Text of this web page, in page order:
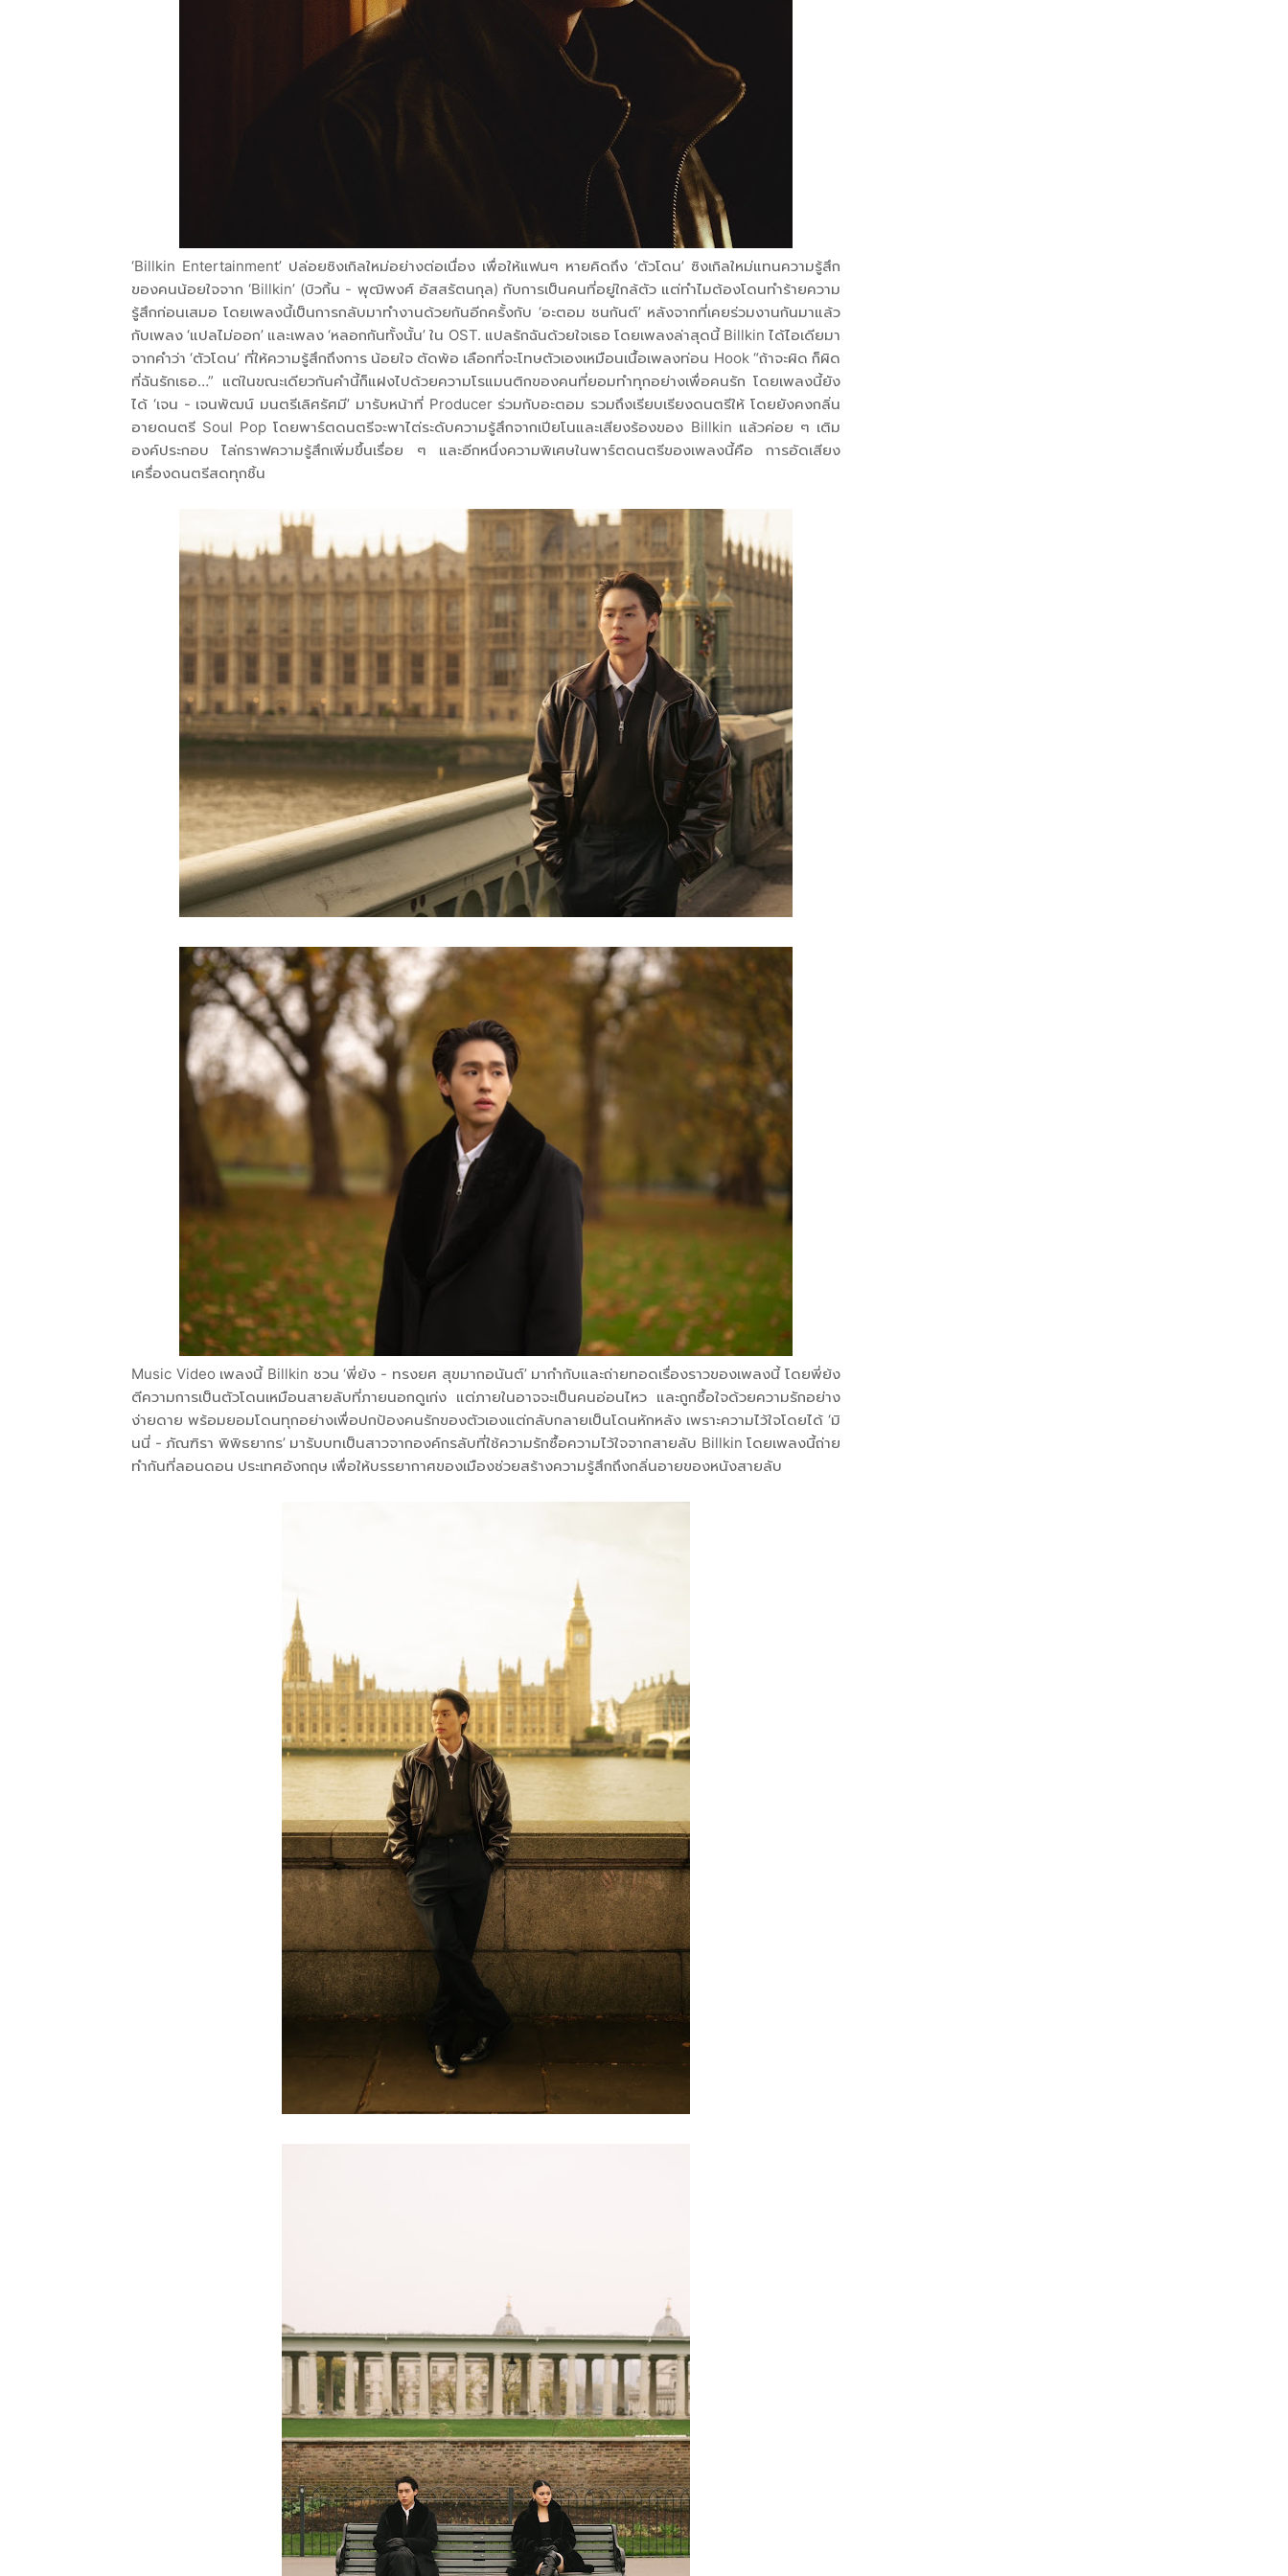
‘Billkin Entertainment’ ปล่อยซิงเกิลใหม่อย่างต่อเนื่อง เพื่อให้แฟนๆ หายคิดถึง ‘ตัวโดน’ ซิงเกิลใหม่แทนความรู้สึก
ของคนน้อยใจจาก ‘Billkin’ (บิวกิ้น - พุฒิพงศ์ อัสสรัตนกุล) กับการเป็นคนที่อยู่ใกล้ตัว แต่ทำไมต้องโดนทำร้ายความ
รู้สึกก่อนเสมอ โดยเพลงนี้เป็นการกลับมาทำงานด้วยกันอีกครั้งกับ ‘อะตอม ชนกันต์’ หลังจากที่เคยร่วมงานกันมาแล้ว
กับเพลง ‘แปลไม่ออก’ และเพลง ‘หลอกกันทั้งนั้น’ ใน OST. แปลรักฉันด้วยใจเธอ โดยเพลงล่าสุดนี้ Billkin ได้ไอเดียมา
จากคำว่า ‘ตัวโดน’ ที่ให้ความรู้สึกถึงการ น้อยใจ ตัดพ้อ เลือกที่จะโทษตัวเองเหมือนเนื้อเพลงท่อน Hook “ถ้าจะผิด ก็ผิด
ที่ฉันรักเธอ…” แต่ในขณะเดียวกันคำนี้ก็แฝงไปด้วยความโรแมนติกของคนที่ยอมทำทุกอย่างเพื่อคนรัก โดยเพลงนี้ยัง
ได้ ‘เจน - เจนพัฒน์ มนตรีเลิศรัศมี’ มารับหน้าที่ Producer ร่วมกับอะตอม รวมถึงเรียบเรียงดนตรีให้ โดยยังคงกลิ่น
อายดนตรี Soul Pop โดยพาร์ตดนตรีจะพาไต่ระดับความรู้สึกจากเปียโนและเสียงร้องของ Billkin แล้วค่อย ๆ เติม
องค์ประกอบ ไล่กราฟความรู้สึกเพิ่มขึ้นเรื่อย ๆ และอีกหนึ่งความพิเศษในพาร์ตดนตรีของเพลงนี้คือ การอัดเสียง
เครื่องดนตรีสดทุกชิ้น
Music Video เพลงนี้ Billkin ชวน ‘พี่ย้ง - ทรงยศ สุขมากอนันต์’ มากำกับและถ่ายทอดเรื่องราวของเพลงนี้ โดยพี่ย้ง
ตีความการเป็นตัวโดนเหมือนสายลับที่ภายนอกดูเก่ง แต่ภายในอาจจะเป็นคนอ่อนไหว และถูกซื้อใจด้วยความรักอย่าง
ง่ายดาย พร้อมยอมโดนทุกอย่างเพื่อปกป้องคนรักของตัวเองแต่กลับกลายเป็นโดนหักหลัง เพราะความไว้ใจโดยได้ ‘มิ
นนี่ - ภัณฑิรา พิพิธยากร’ มารับบทเป็นสาวจากองค์กรลับที่ใช้ความรักซื้อความไว้ใจจากสายลับ Billkin โดยเพลงนี้ถ่าย
ทำกันที่ลอนดอน ประเทศอังกฤษ เพื่อให้บรรยากาศของเมืองช่วยสร้างความรู้สึกถึงกลิ่นอายของหนังสายลับ